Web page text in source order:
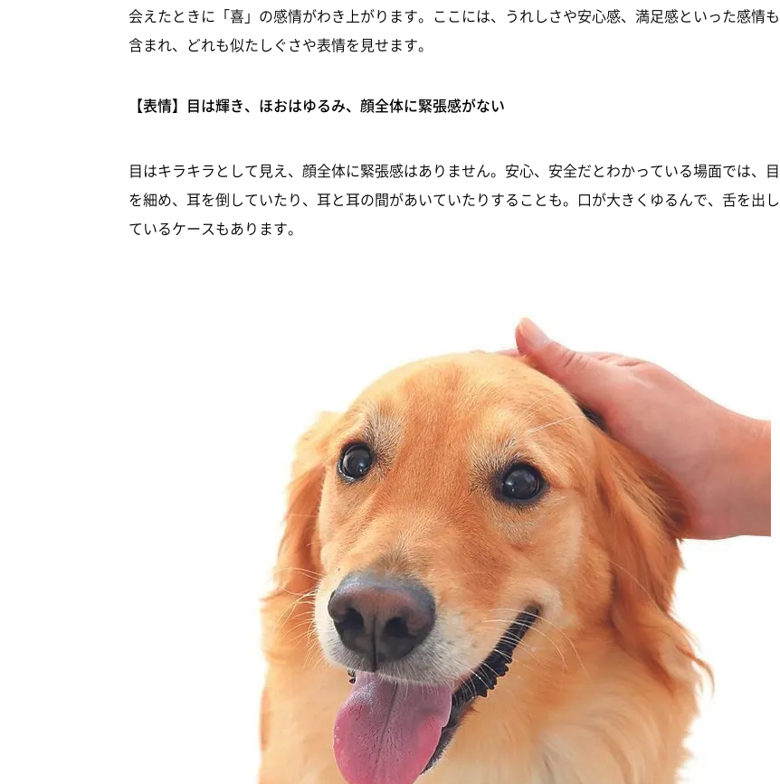
会えたときに「喜」の感情がわき上がります。ここには、うれしさや安心感、満足感といった感情も
含まれ、どれも似たしぐさや表情を見せます。
【表情】目は輝き、ほおはゆるみ、顔全体に緊張感がない
目はキラキラとして見え、顔全体に緊張感はありません。安心、安全だとわかっている場面では、目
を細め、耳を倒していたり、耳と耳の間があいていたりすることも。口が大きくゆるんで、舌を出し
ているケースもあります。